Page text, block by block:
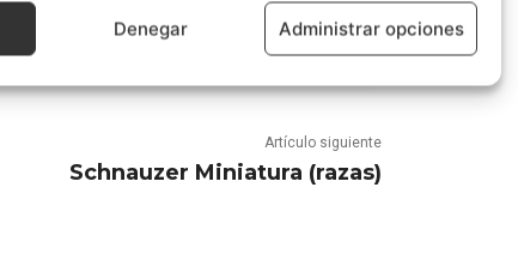
Denegar Administrar opciones
Artículo siguiente
Schnauzer Miniatura (razas)